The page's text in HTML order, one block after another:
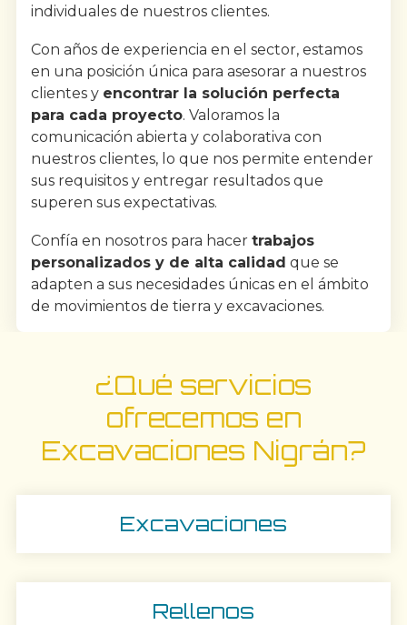
individuales de nuestros clientes.
Con años de experiencia en el sector, estamos
en una posición única para asesorar a nuestros
clientes y encontrar la solución perfecta
para cada proyecto. Valoramos la
comunicación abierta y colaborativa con
nuestros clientes, lo que nos permite entender
sus requisitos y entregar resultados que
superen sus expectativas.
Confía en nosotros para hacer trabajos
personalizados y de alta calidad que se
adapten a sus necesidades únicas en el ámbito
de movimientos de tierra y excavaciones.
¿Qué servicios
ofrecemos en
Excavaciones Nigrán?
Excavaciones
Rellenos